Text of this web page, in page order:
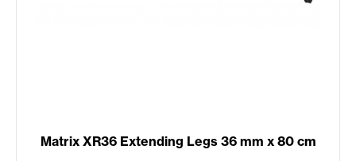
Matrix XR36 Extending Legs 36 mm x 80 cm